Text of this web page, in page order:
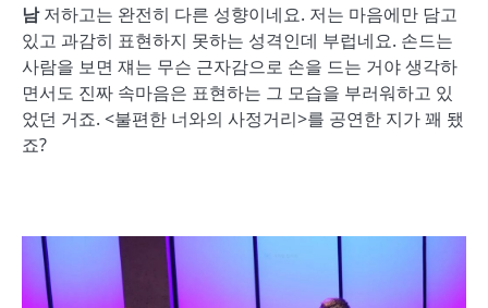
남저하고는 완전히 다른 성향이네요. 저는 마음에만 담고
있고 과감히 표현하지 못하는 성격인데 부럽네요. 손드는
사람을 보면 쟤는 무슨 근자감으로 손을 드는 거야 생각하
면서도 진짜 속마음은 표현하는 그 모습을 부러워하고 있
었던 거죠. <불편한 너와의 사정거리>를 공연한 지가 꽤 됐
죠?